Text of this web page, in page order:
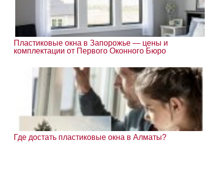
Пластиковые окна в Запорожье — цены и
комплектации от Первого Оконного Бюро
Где достать пластиковые окна в Алматы?